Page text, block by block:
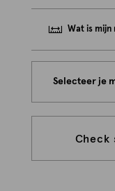
Wat is mijn
Selecteer je
Check